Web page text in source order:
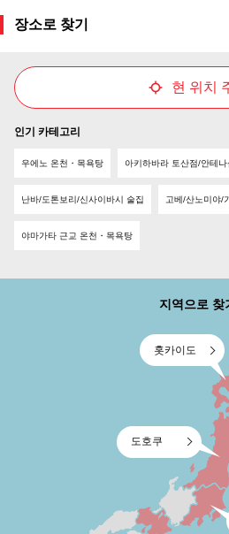
장소로 찾기
현 위치
인기 카테고리
우에노 온천・목욕탕 아키하바라 토산점/안테나
난바/도톤보리/신사이바시 술집 고베/산노미야/
야마가타 근교 온천・목욕탕
지역으로 찾
홋카이도
도호쿠